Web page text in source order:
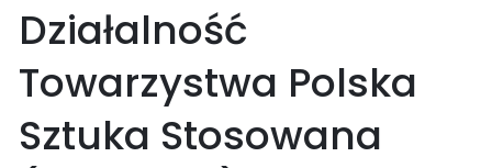
Działalność
Towarzystwa Polska
Sztuka Stosowana